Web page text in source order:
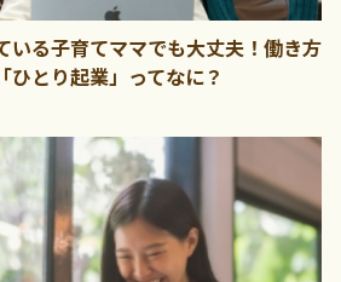
いる子育てママでも大丈夫！働き方
ひとり起業」ってなに？